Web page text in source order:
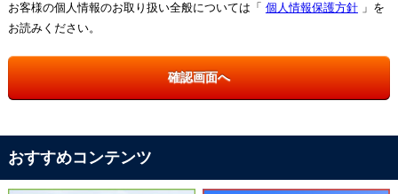
お客様の個人情報のお取り扱い全般については「 個人情報保護方針」を
お読みください。
おすすめコンテンツ